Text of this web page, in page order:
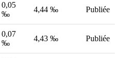
0,05
‰
4,44 ‰ Publiée
0,07
‰
4,43 ‰ Publiée